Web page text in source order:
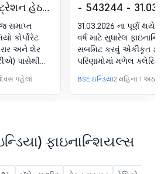
હેઠળ
SEBI
ના 74
સમાપ્ત
કોર્પોરેટ
અને શેર
પાસેથી
સાથે અહીં
પહેલાં
- 543244 -
પૂર્ણ થયેલ
અડધા વર્ષ માટે
ફાઇનાન્શિયલ
31.03.2026 ના પૂર્ણ
વર્ષ માટે સુધારેલ
સબમિટ કરવું એકીકૃત
પરિણામોમાં મળેલ
BSE ઇન્ડિયા2 મહિના 1
ફાઇનાન્શિયલ્સ